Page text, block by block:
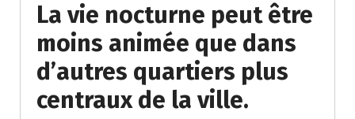
La vie nocturne peut être
moins animée que dans
d’autres quartiers plus
centraux de la ville.